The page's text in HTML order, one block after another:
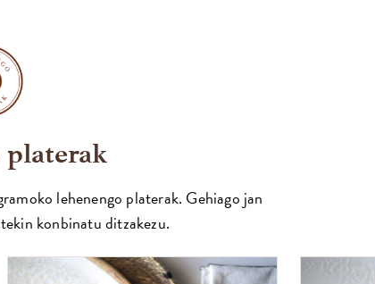
platerak
lehenengo platerak. Gehiago jan
konbinatu ditzakezu.